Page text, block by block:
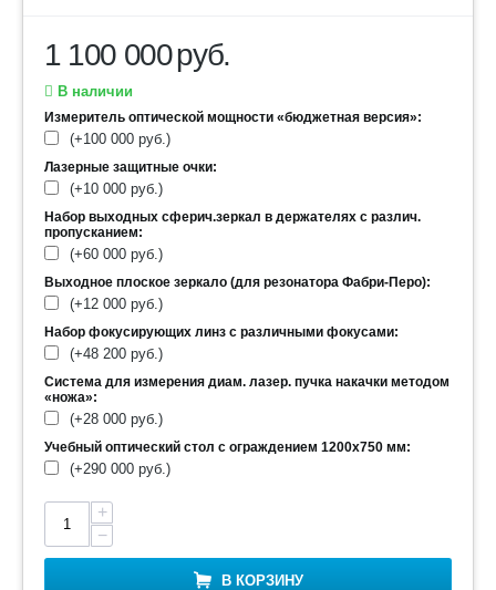
1 100 000руб.
В наличии
Измеритель оптической мощности «бюджетная версия»:
(+100 000 руб. )
Лазерные защитные очки:
(+10 000 руб. )
Набор выходных сферич.зеркал в держателях с различ.
пропусканием:
(+60 000 руб. )
Выходное плоское зеркало (для резонатора Фабри-Перо):
(+12 000 руб. )
Набор фокусирующих линз с различными фокусами:
(+48 200 руб. )
Система для измерения диам. лазер. пучка накачки методом
«ножа»:
(+28 000 руб. )
Учебный оптический стол с ограждением 1200х750 мм:
(+290 000 руб. )
+
−
В КОРЗИНУ